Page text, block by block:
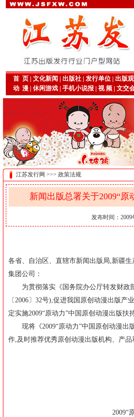
首 页| 文化新闻 | 出版社| 发行单位| 出版
动 漫| 休闲游戏| 手机小说报| 视 频| 文交
江苏发行网 >>> 政策法规
新闻出版总署关于2009“
发布时间：
各省、自治区、直辖市新闻出版局,新疆
集团公司：
为贯彻落实《国务院办公厅转发财政
〔2006〕32号),促进我国原创动漫出版
定实施2009“原动力”中国原创动漫出版
现将《2009“原动力”中国原创动漫出
作,及时推荐优秀原创动漫出版机构、产品
2009“